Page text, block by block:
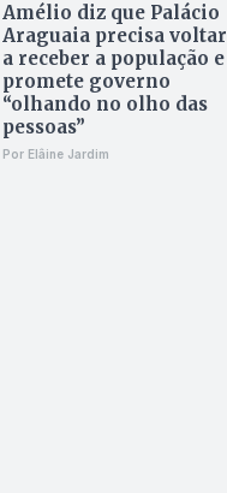
Amélio diz que Palácio
Araguaia precisa voltar
a receber a população e
promete governo
“olhando no olho das
pessoas”
Por Elâine Jardim